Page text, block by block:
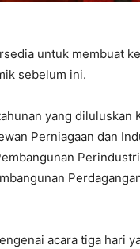
untuk membuat
sebelum ini.
yang diluluskan
Perniagaan dan
acara tiga hari